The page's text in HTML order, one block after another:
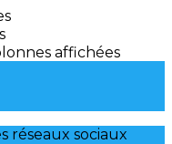
affichées
réseaux sociaux